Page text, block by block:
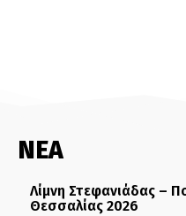
ΝΕΑ
Λίμνη Στεφανιάδας –
Θεσσαλίας 2026